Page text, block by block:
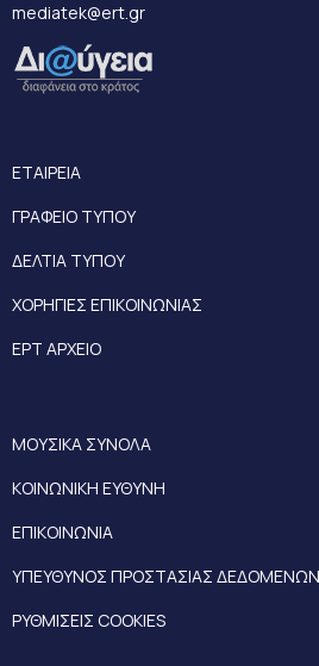
mediatek@ert.gr
ΕΤΑΙΡΕΙΑ
ΓΡΑΦΕΙΟ ΤΥΠΟΥ
ΔΕΛΤΙΑ ΤΥΠΟΥ
ΧΟΡΗΓΙΕΣ ΕΠΙΚΟΙΝΩΝΙΑΣ
ΕΡΤ ΑΡΧΕΙΟ
ΜΟΥΣΙΚΑ ΣΥΝΟΛΑ
ΚΟΙΝΩΝΙΚΗ ΕΥΘΥΝΗ
ΕΠΙΚΟΙΝΩΝΙΑ
ΥΠΕΥΘΥΝΟΣ ΠΡΟΣΤΑΣΙΑΣ ΔΕΔΟΜΕΝΩΝ
ΡΥΘΜΙΣΕΙΣ COOKIES